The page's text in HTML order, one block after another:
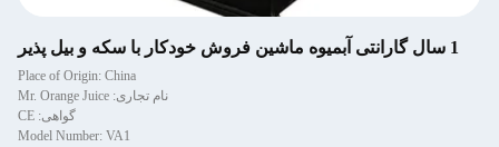
1 سال گارانتی آبمیوه ماشین فروش خودکار با سکه و بیل پذیر
Place of Origin: China
نام تجاری: Mr. Orange Juice
گواهی: CE
Model Number: VA1